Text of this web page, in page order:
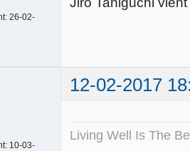
26-02-
12-02-2017
10-03-
Living Well Is The